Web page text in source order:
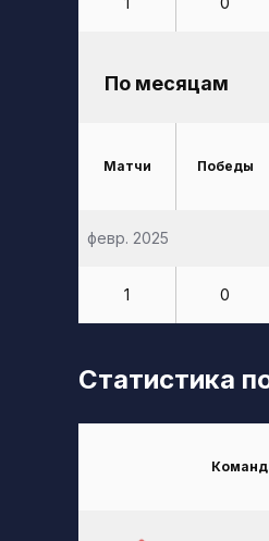
По месяцам
Матчи Победы
февр. 2025
1 0
Статистика